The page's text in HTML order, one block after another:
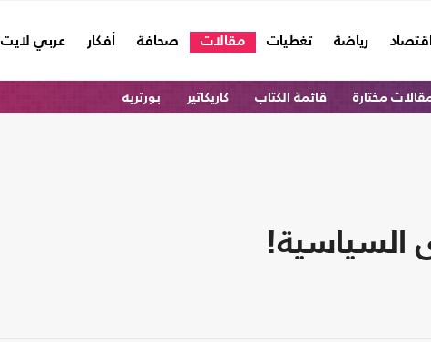
اقتصاد رياضة تغطيات مقالات صحافة أفكار عربي لايت
مختارة قائمة الكتاب كاريكاتير بورتريه
السياسية!